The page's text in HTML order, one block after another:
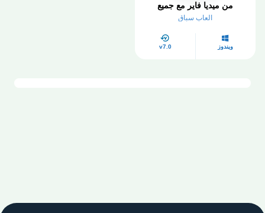
من ميديا فاير مع جميع
الشفرات
العاب سباق
ويندوز v7.0